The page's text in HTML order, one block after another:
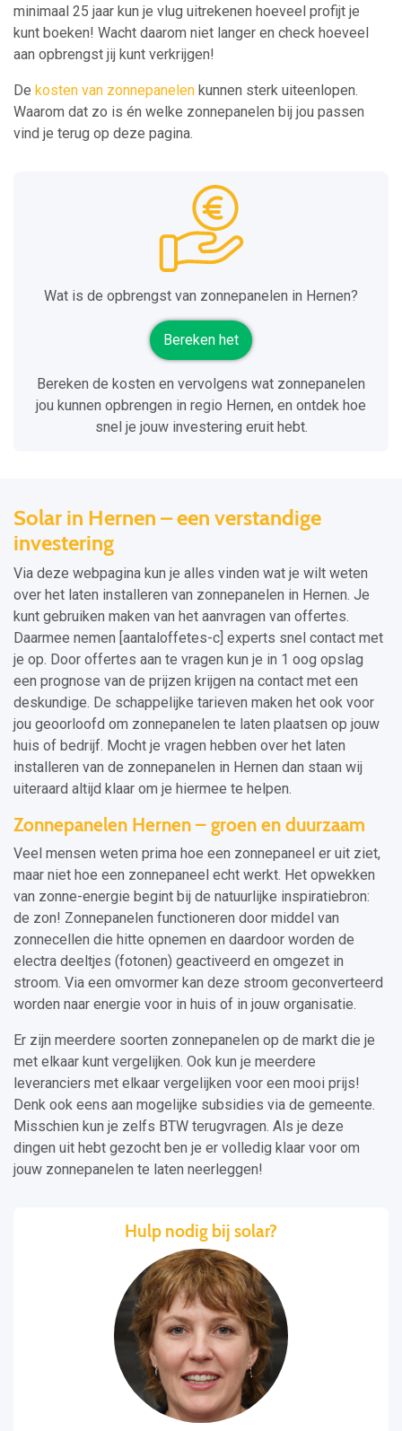
minimaal 25 jaar kun je vlug uitrekenen hoeveel profijt je
kunt boeken! Wacht daarom niet langer en check hoeveel
aan opbrengst jij kunt verkrijgen!
De kosten van zonnepanelen kunnen sterk uiteenlopen.
Waarom dat zo is én welke zonnepanelen bij jou passen
vind je terug op deze pagina.
Wat is de opbrengst van zonnepanelen in Hernen?
Bereken het
Bereken de kosten en vervolgens wat zonnepanelen
jou kunnen opbrengen in regio Hernen, en ontdek hoe
snel je jouw investering eruit hebt.
Solar in Hernen – een verstandige
investering
Via deze webpagina kun je alles vinden wat je wilt weten
over het laten installeren van zonnepanelen in Hernen. Je
kunt gebruiken maken van het aanvragen van offertes.
Daarmee nemen [aantaloffetes-c] experts snel contact met
je op. Door offertes aan te vragen kun je in 1 oog opslag
een prognose van de prijzen krijgen na contact met een
deskundige. De schappelijke tarieven maken het ook voor
jou geoorloofd om zonnepanelen te laten plaatsen op jouw
huis of bedrijf. Mocht je vragen hebben over het laten
installeren van de zonnepanelen in Hernen dan staan wij
uiteraard altijd klaar om je hiermee te helpen.
Zonnepanelen Hernen – groen en duurzaam
Veel mensen weten prima hoe een zonnepaneel er uit ziet,
maar niet hoe een zonnepaneel echt werkt. Het opwekken
van zonne-energie begint bij de natuurlijke inspiratiebron:
de zon! Zonnepanelen functioneren door middel van
zonnecellen die hitte opnemen en daardoor worden de
electra deeltjes (fotonen) geactiveerd en omgezet in
stroom. Via een omvormer kan deze stroom geconverteerd
worden naar energie voor in huis of in jouw organisatie.
Er zijn meerdere soorten zonnepanelen op de markt die je
met elkaar kunt vergelijken. Ook kun je meerdere
leveranciers met elkaar vergelijken voor een mooi prijs!
Denk ook eens aan mogelijke subsidies via de gemeente.
Misschien kun je zelfs BTW terugvragen. Als je deze
dingen uit hebt gezocht ben je er volledig klaar voor om
jouw zonnepanelen te laten neerleggen!
Hulp nodig bij solar?